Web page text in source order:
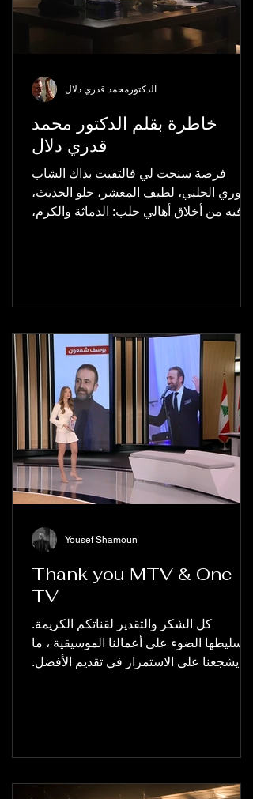
خاطرة بقلم الدكتور محمد
قدري دلال
فرصة سنحت لي فالتقيت بذاك الشاب
السوري الحلبي، لطيف المعشر، حلو الحديث،
فيه من أخلاق أهالي حلب: الدماثة والكرم،
الدكتورمحمد قدري دلال
Thank you MTV & One
TV
كل الشكر والتقدير لقناتكم الكريمة.
لتسليطها الضوء على أعمالنا الموسيقية ، ما
يشجعنا على الاستمرار في تقديم الأفضل.
Yousef Shamoun